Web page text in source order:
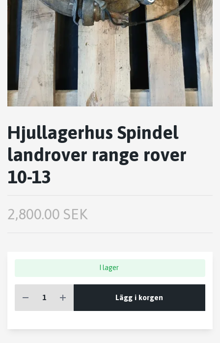
Hjullagerhus Spindel
landrover range rover
10-13
2,800.00 SEK
I lager
Lägg i korgen